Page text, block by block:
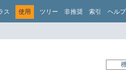
ス 使用 ツリー 非推奨 索引 ヘルプ